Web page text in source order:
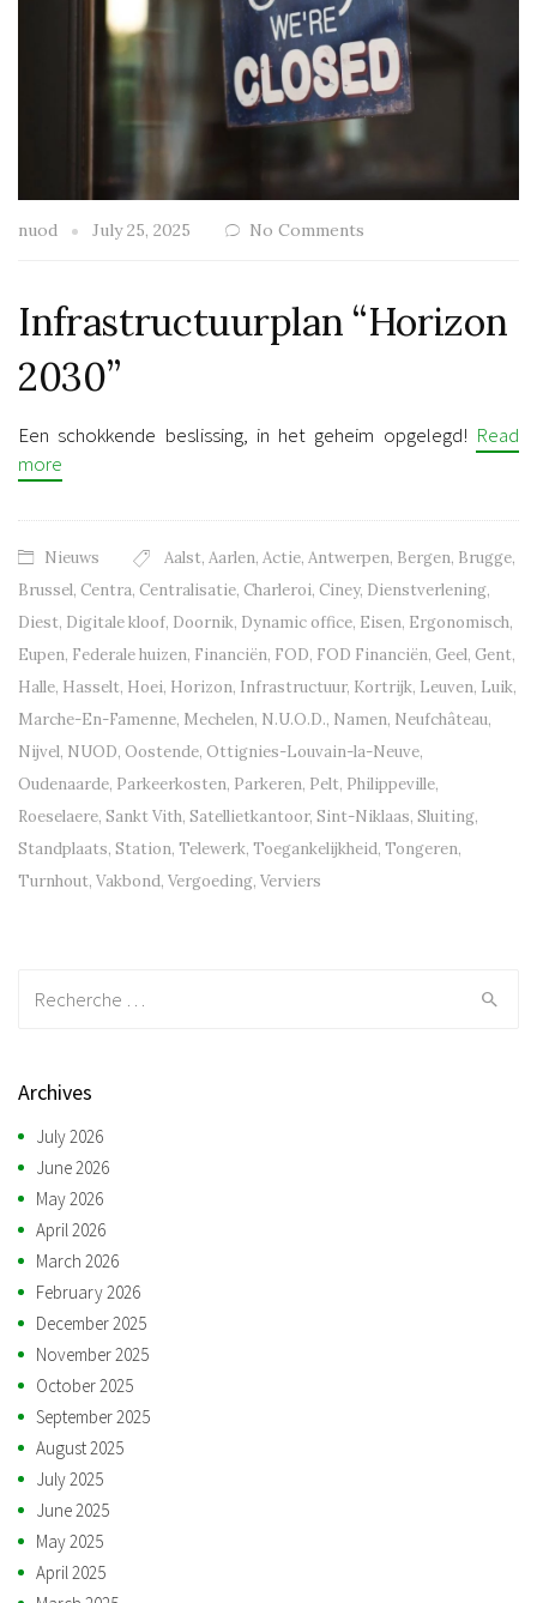
nuod July 25, 2025 No Comments
Infrastructuurplan “Horizon
2030”
Een schokkende beslissing, in het geheim opgelegd! Read
more
Nieuws Aalst, Aarlen, Actie, Antwerpen, Bergen, Brugge,
Brussel, Centra, Centralisatie, Charleroi, Ciney, Dienstverlening,
Diest, Digitale kloof, Doornik, Dynamic office, Eisen, Ergonomisch,
Eupen, Federale huizen, Financiën, FOD, FOD Financiën, Geel, Gent,
Halle, Hasselt, Hoei, Horizon, Infrastructuur, Kortrijk, Leuven, Luik,
Marche-En-Famenne, Mechelen, N.U.O.D., Namen, Neufchâteau,
Nijvel, NUOD, Oostende, Ottignies-Louvain-la-Neuve,
Oudenaarde, Parkeerkosten, Parkeren, Pelt, Philippeville,
Roeselaere, Sankt Vith, Satellietkantoor, Sint-Niklaas, Sluiting,
Standplaats, Station, Telewerk, Toegankelijkheid, Tongeren,
Turnhout, Vakbond, Vergoeding, Verviers
Archives
July 2026
June 2026
May 2026
April 2026
March 2026
February 2026
December 2025
November 2025
October 2025
September 2025
August 2025
July 2025
June 2025
May 2025
April 2025